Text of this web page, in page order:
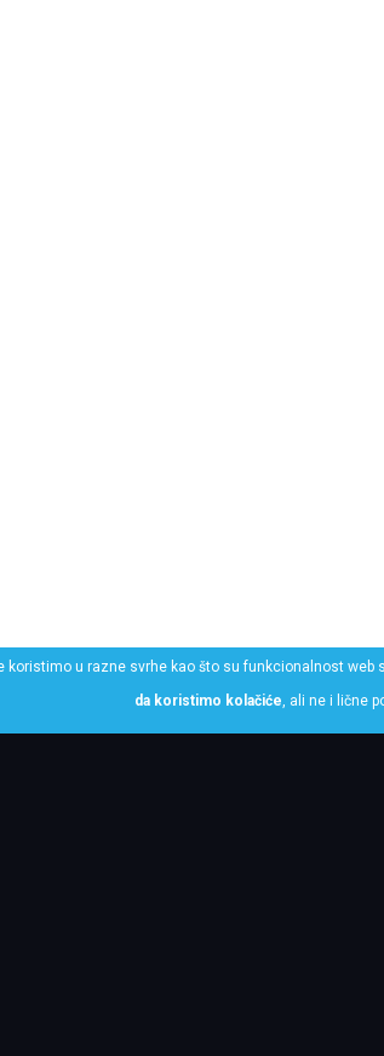
koristimo u razne svrhe kao što su funkcionalnost
da koristimo kolačiće , ali ne i lične